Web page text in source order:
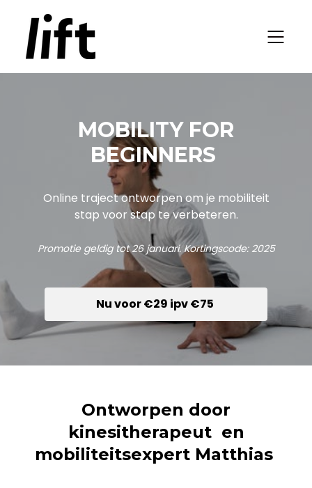
MOBILITY FOR
BEGINNERS
Online traject ontworpen om je mobiliteit
stap voor stap te verbeteren.
Promotie geldig tot 26 januari. Kortingscode: 2025
Nu voor €29 ipv €75
Ontworpen door
kinesitherapeut en
mobiliteitsexpert Matthias